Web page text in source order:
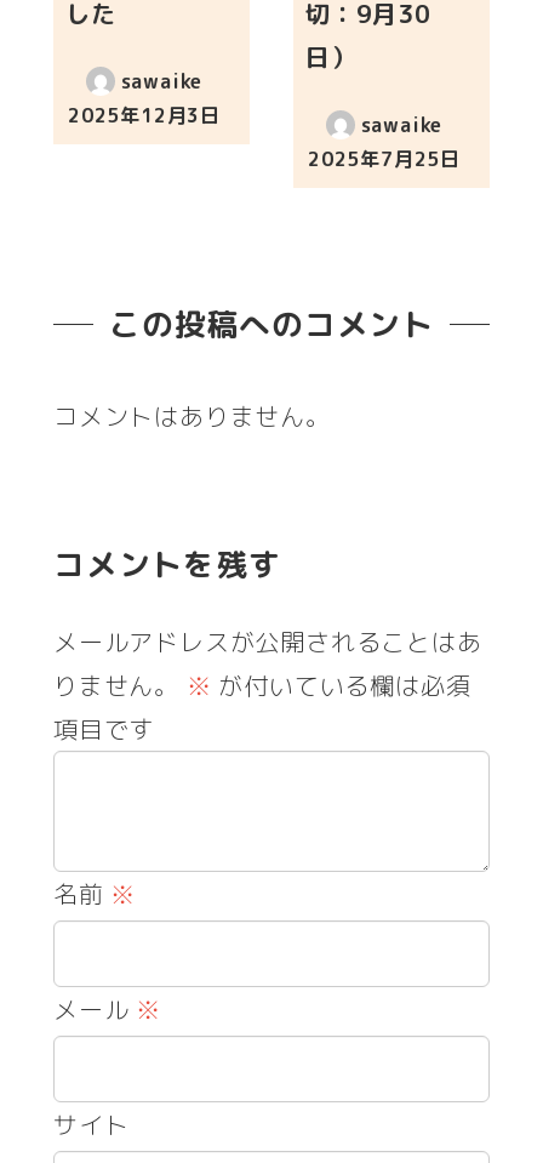
した
sawaike
投稿日
2025年12月3日
切：9月30
日）
sawaike
投稿日
2025年7月25日
この投稿へのコメント
コメントはありません。
コメントを残す
メールアドレスが公開されることはあ
りません。
※ が付いている欄は必須
項目です
名前 ※
メール ※
サイト